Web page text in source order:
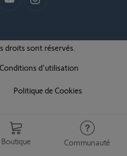
Boutique Communauté
droits sont réservés.
Conditions d'utilisation
Politique de Cookies